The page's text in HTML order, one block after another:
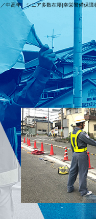
中高年、シニア多数在籍|幸栄警備保障